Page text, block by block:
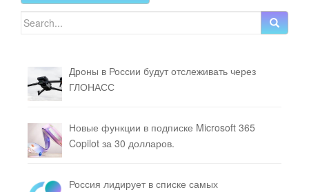
Search for:
Дроны в России будут отслеживать через
ГЛОНАСС
Новые функции в подписке Microsoft 365
Copilot за 30 долларов.
Россия лидирует в списке самых